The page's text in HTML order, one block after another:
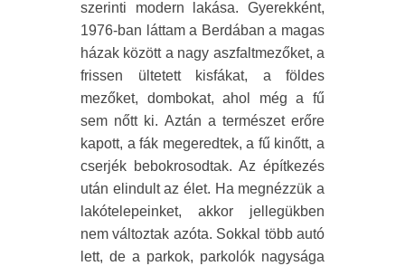
szerinti modern lakása. Gyerekként,
1976-ban láttam a Berdában a magas
házak között a nagy aszfaltmezőket, a
frissen ültetett kisfákat, a földes
mezőket, dombokat, ahol még a fű
sem nőtt ki. Aztán a természet erőre
kapott, a fák megeredtek, a fű kinőtt, a
cserjék bebokrosodtak. Az építkezés
után elindult az élet. Ha megnézzük a
lakótelepeinket, akkor jellegükben
nem változtak azóta. Sokkal több autó
lett, de a parkok, parkolók nagysága